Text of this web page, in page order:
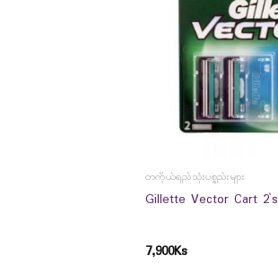
တကိုယ်ရည်သုံးပစ္စည်းများ
Gillette Vector Cart 2`s
7,900Ks